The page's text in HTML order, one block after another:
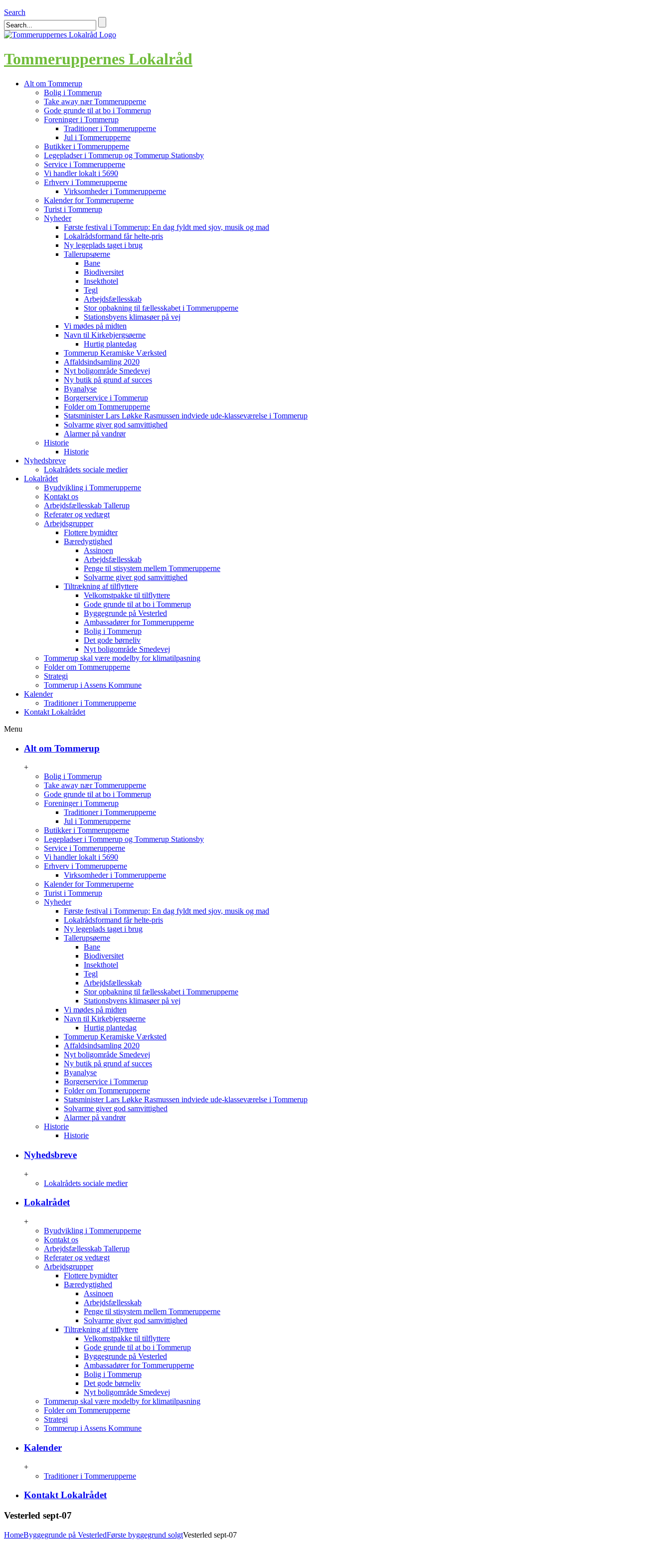
Search
Tommeruppernes Lokalråd
Alt om Tommerup
Bolig i Tommerup
Take away nær Tommerupperne
Gode grunde til at bo i Tommerup
Foreninger i Tommerup
Traditioner i Tommerupperne
Jul i Tommerupperne
Butikker i Tommerupperne
Legepladser i Tommerup og Tommerup Stationsby
Service i Tommerupperne
Vi handler lokalt i 5690
Erhverv i Tommerupperne
Virksomheder i Tommerupperne
Kalender for Tommeruperne
Turist i Tommerup
Nyheder
Første festival i Tommerup: En dag fyldt med sjov, musik og mad
Lokalrådsformand får helte-pris
Ny legeplads taget i brug
Tallerupsøerne
Bane
Biodiversitet
Insekthotel
Tegl
Arbejdsfællesskab
Stor opbakning til fællesskabet i Tommerupperne
Stationsbyens klimasøer på vej
Vi mødes på midten
Navn til Kirkebjergsøerne
Hurtig plantedag
Tommerup Keramiske Værksted
Affaldsindsamling 2020
Nyt boligområde Smedevej
Ny butik på grund af succes
Byanalyse
Borgerservice i Tommerup
Folder om Tommerupperne
Statsminister Lars Løkke Rasmussen indviede ude-klasseværelse i Tommerup
Solvarme giver god samvittighed
Alarmer på vandrør
Historie
Historie
Nyhedsbreve
Lokalrådets sociale medier
Lokalrådet
Byudvikling i Tommerupperne
Kontakt os
Arbejdsfællesskab Tallerup
Referater og vedtægt
Arbejdsgrupper
Flottere bymidter
Bæredygtighed
Assinoen
Arbejdsfællesskab
Penge til stisystem mellem Tommerupperne
Solvarme giver god samvittighed
Tiltrækning af tilflyttere
Velkomstpakke til tilflyttere
Gode grunde til at bo i Tommerup
Byggegrunde på Vesterled
Ambassadører for Tommerupperne
Bolig i Tommerup
Det gode børneliv
Nyt boligområde Smedevej
Tommerup skal være modelby for klimatilpasning
Folder om Tommerupperne
Strategi
Tommerup i Assens Kommune
Kalender
Traditioner i Tommerupperne
Kontakt Lokalrådet
Menu
Alt om Tommerup
+
Bolig i Tommerup
Take away nær Tommerupperne
Gode grunde til at bo i Tommerup
Foreninger i Tommerup
Traditioner i Tommerupperne
Jul i Tommerupperne
Butikker i Tommerupperne
Legepladser i Tommerup og Tommerup Stationsby
Service i Tommerupperne
Vi handler lokalt i 5690
Erhverv i Tommerupperne
Virksomheder i Tommerupperne
Kalender for Tommeruperne
Turist i Tommerup
Nyheder
Første festival i Tommerup: En dag fyldt med sjov, musik og mad
Lokalrådsformand får helte-pris
Ny legeplads taget i brug
Tallerupsøerne
Bane
Biodiversitet
Insekthotel
Tegl
Arbejdsfællesskab
Stor opbakning til fællesskabet i Tommerupperne
Stationsbyens klimasøer på vej
Vi mødes på midten
Navn til Kirkebjergsøerne
Hurtig plantedag
Tommerup Keramiske Værksted
Affaldsindsamling 2020
Nyt boligområde Smedevej
Ny butik på grund af succes
Byanalyse
Borgerservice i Tommerup
Folder om Tommerupperne
Statsminister Lars Løkke Rasmussen indviede ude-klasseværelse i Tommerup
Solvarme giver god samvittighed
Alarmer på vandrør
Historie
Historie
Nyhedsbreve
+
Lokalrådets sociale medier
Lokalrådet
+
Byudvikling i Tommerupperne
Kontakt os
Arbejdsfællesskab Tallerup
Referater og vedtægt
Arbejdsgrupper
Flottere bymidter
Bæredygtighed
Assinoen
Arbejdsfællesskab
Penge til stisystem mellem Tommerupperne
Solvarme giver god samvittighed
Tiltrækning af tilflyttere
Velkomstpakke til tilflyttere
Gode grunde til at bo i Tommerup
Byggegrunde på Vesterled
Ambassadører for Tommerupperne
Bolig i Tommerup
Det gode børneliv
Nyt boligområde Smedevej
Tommerup skal være modelby for klimatilpasning
Folder om Tommerupperne
Strategi
Tommerup i Assens Kommune
Kalender
+
Traditioner i Tommerupperne
Kontakt Lokalrådet
Vesterled sept-07
HomeByggegrunde på VesterledFørste byggegrund solgtVesterled sept-07